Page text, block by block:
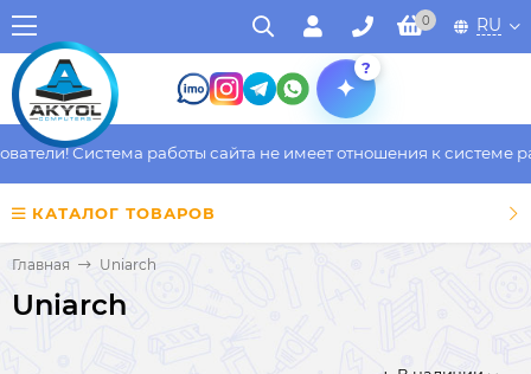
0 RU
?
Система работы сайта не имеет отношения к системе
КАТАЛОГ ТОВАРОВ
Главная Uniarch
Uniarch